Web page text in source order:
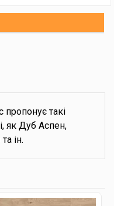
пропонує такі
як Дуб Аспен,
ін.